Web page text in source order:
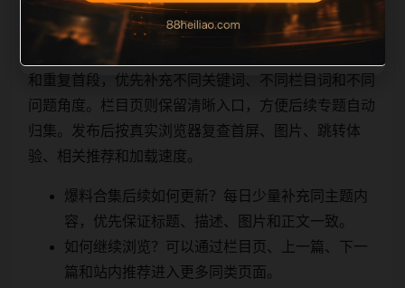
相关问题与推荐
用户顺着栏目继续浏览。同站连续更新时避免重复标题
和重复首段，优先补充不同关键词、不同栏目词和不同
问题角度。栏目页则保留清晰入口，方便后续专题自动
归集。发布后按真实浏览器复查首屏、图片、跳转体
验、相关推荐和加载速度。
爆料合集后续如何更新？每日少量补充同主题内
容，优先保证标题、描述、图片和正文一致。
如何继续浏览？可以通过栏目页、上一篇、下一
篇和站内推荐进入更多同类页面。